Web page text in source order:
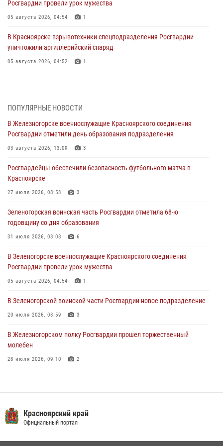
Росгвардии провели урок мужества
05 августа 2026, 04:54 1
В Красноярске взрывотехники спецподразделения Росгвардии
уничтожили артиллерийский снаряд
05 августа 2026, 04:52 1
04 августа 2026, 09:57
Сотрудники Росгвардии обеспечили общественный порядок во
время проведения экстремального заплыва в Дудинке
04 августа 2026, 08:36 1
В Красноярске сотрудники Росгвардии задержали подозреваемого
в серии краж из супермаркета
04 августа 2026, 06:50
Военнослужащие Красноярского соединения Росгвардии
познакомили отдыхающих детей с тонкостями РХБ защиты
03 августа 2026, 13:12
В Железногорске военнослужащие Красноярского соединения
Росгвардии отметили день образования подразделения
03 августа 2026, 13:09 3
ПОПУЛЯРНЫЕ НОВОСТИ
В Железногорске военнослужащие Красноярского соединения
Росгвардии отметили день образования подразделения
03 августа 2026, 13:09 3
Росгвардейцы обеспечили безопасность футбольного матча в
Красноярске
27 июля 2026, 08:53 3
Зеленогорская воинская часть Росгвардии отметила 68-ю
годовщину со дня образования
31 июля 2026, 08:08 6
В Зеленогорске военнослужащие Красноярского соединения
Росгвардии провели урок мужества
05 августа 2026, 04:54 1
В Зеленогорской воинской части Росгвардии новое подразделение
20 июля 2026, 03:59 3
В Железногорском полку Росгвардии прошел торжественный
молебен
28 июля 2026, 09:10 2
Железногорские росгвардецы получили в руки легендарное оружие
Красноярский край
Официальный портал